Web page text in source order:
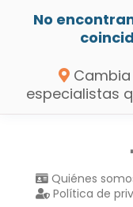
No
Cambia
especialistas
Quiénes
Política de